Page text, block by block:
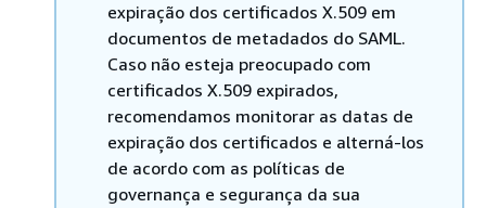
expiração dos certificados X.509 em
documentos de metadados do SAML.
Caso não esteja preocupado com
certificados X.509 expirados,
recomendamos monitorar as datas de
expiração dos certificados e alterná-los
de acordo com as políticas de
governança e segurança da sua